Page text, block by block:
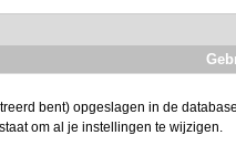
bent) opgeslagen in de
om al je instellingen te wijzigen.